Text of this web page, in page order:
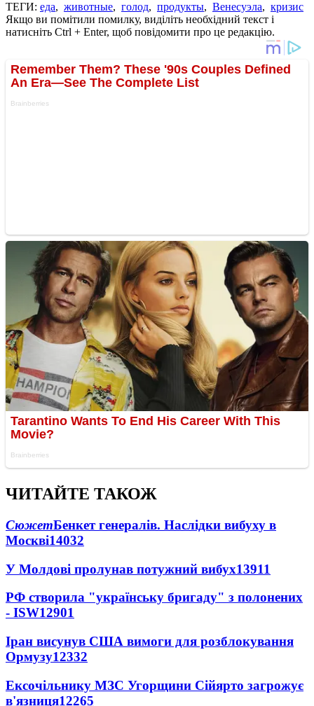
ТЕГИ: еда, животные, голод, продукты, Венесуэла, кризис
Якщо ви помітили помилку, виділіть необхідний текст і
натисніть Ctrl + Enter, щоб повідомити про це редакцію.
ЧИТАЙТЕ ТАКОЖ
СюжетБенкет генералів. Наслідки вибуху в
Москві14032
У Молдові пролунав потужний вибух13911
РФ створила "українську бригаду" з полонених
- ISW12901
Іран висунув США вимоги для розблокування
Ормузу12332
Ексочільнику МЗС Угорщини Сійярто загрожує
в'язниця12265